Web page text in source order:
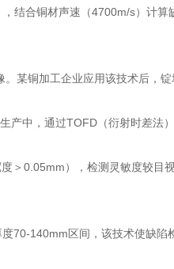
合铜材声速（4700m/s）计算
铜加工企业应用该技术后，锭
中，通过TOFD（衍射时差法）
0.05mm），检测灵敏度较目视
140mm区间，该技术使缺陷